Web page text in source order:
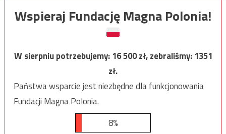
Wspieraj Fundację Magna Polonia!
W sierpniu potrzebujemy:16 500zł, zebraliśmy:1351
zł.
Państwa wsparcie jest niezbędne dla funkcjonowania
Fundacji Magna Polonia.
8%